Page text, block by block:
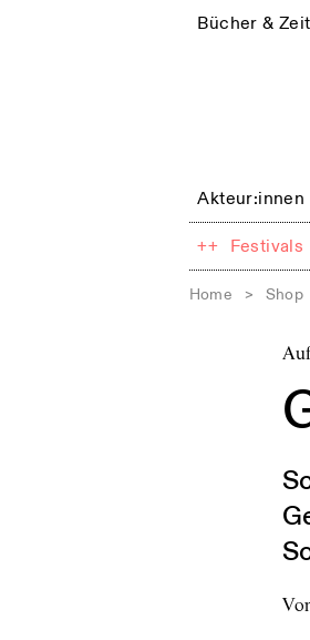
Bücher &
Akteur:innen
++ Festivals
Home > Shop